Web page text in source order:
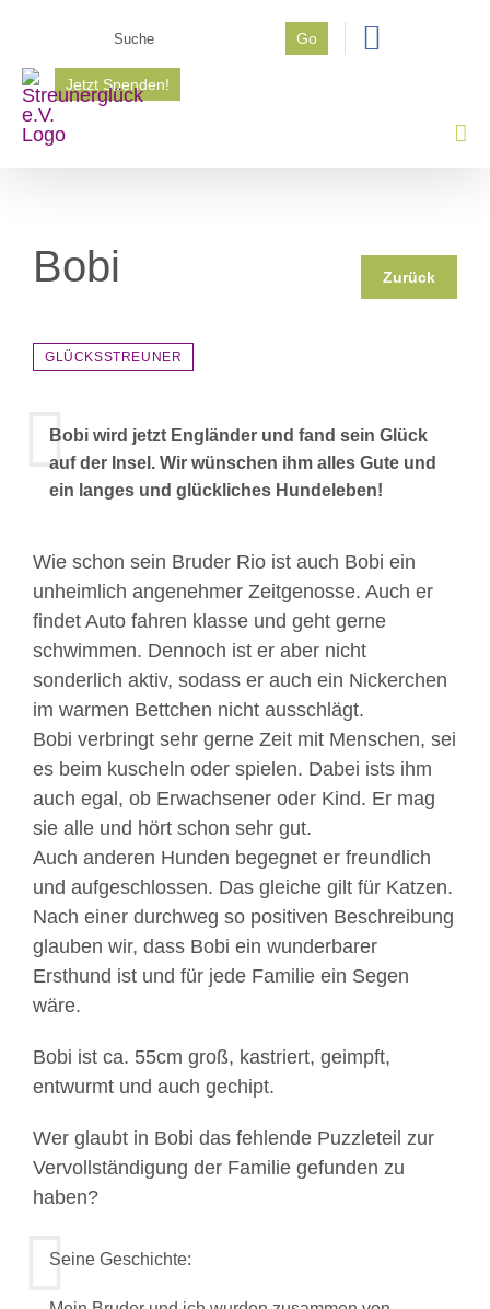
springen
Go
Jetzt Spenden!
Bobi Zurück
GLÜCKSSTREUNER
Bobi wird jetzt Engländer und fand sein Glück
auf der Insel. Wir wünschen ihm alles Gute und
ein langes und glückliches Hundeleben!
Wie schon sein Bruder Rio ist auch Bobi ein
unheimlich angenehmer Zeitgenosse. Auch er
findet Auto fahren klasse und geht gerne
schwimmen. Dennoch ist er aber nicht
sonderlich aktiv, sodass er auch ein Nickerchen
im warmen Bettchen nicht ausschlägt.
Bobi verbringt sehr gerne Zeit mit Menschen, sei
es beim kuscheln oder spielen. Dabei ists ihm
auch egal, ob Erwachsener oder Kind. Er mag
sie alle und hört schon sehr gut.
Auch anderen Hunden begegnet er freundlich
und aufgeschlossen. Das gleiche gilt für Katzen.
Nach einer durchweg so positiven Beschreibung
glauben wir, dass Bobi ein wunderbarer
Ersthund ist und für jede Familie ein Segen
wäre.
Bobi ist ca. 55cm groß, kastriert, geimpft,
entwurmt und auch gechipt.
Wer glaubt in Bobi das fehlende Puzzleteil zur
Vervollständigung der Familie gefunden zu
haben?
Seine Geschichte: